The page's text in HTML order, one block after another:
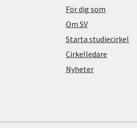
För dig som
Om SV
Starta studiecirkel
Cirkelledare
Nyheter